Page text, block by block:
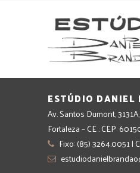
ESTÚDIO DANIEL
Av. Santos Dumont,
Fortaleza – CE . CEP:
Fixo: (85) 3264.0051 |